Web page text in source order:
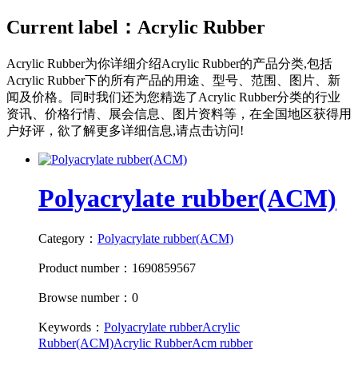
Current label： Acrylic Rubber
Acrylic Rubber为你详细介绍Acrylic Rubber的产品分类,包括
Acrylic Rubber下的所有产品的用途、型号、范围、图片、新
闻及价格。同时我们还为您精选了Acrylic Rubber分类的行业
资讯、价格行情、展会信息、图片资料等，在全国地区获得用
户好评，欲了解更多详细信息,请点击访问!
Polyacrylate rubber(ACM)
Category： Polyacrylate rubber(ACM)
Product number：1690859567
Browse number：0
Keywords： Polyacrylate rubberAcrylic
Rubber(ACM)Acrylic RubberAcm rubber